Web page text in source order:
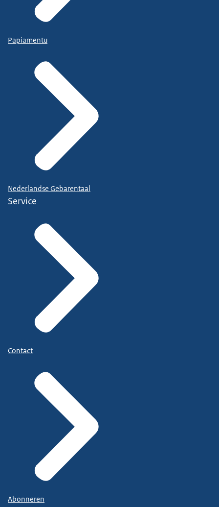
Papiamentu
Nederlandse Gebarentaal
Service
Contact
Abonneren